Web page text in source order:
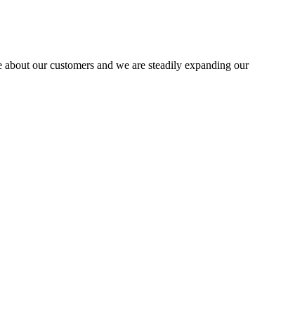
our customers and we are steadily expanding our